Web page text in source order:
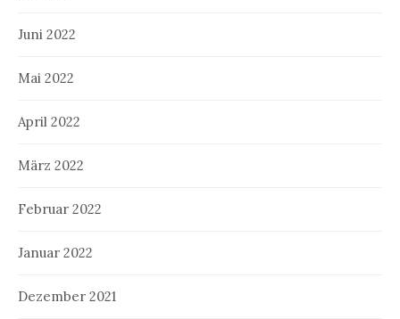
Juni 2022
Mai 2022
April 2022
März 2022
Februar 2022
Januar 2022
Dezember 2021